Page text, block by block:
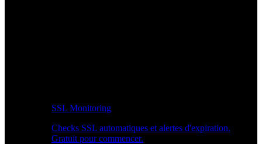
SSL Monitoring
Checks SSL automatiques et alertes d'expiration.
Gratuit pour commencer.